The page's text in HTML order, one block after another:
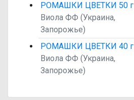
РОМАШКИ ЦВЕТКИ 50 г
Виола ФФ (Украина,
Запорожье)
РОМАШКИ ЦВЕТКИ 40 г
Виола ФФ (Украина,
Запорожье)